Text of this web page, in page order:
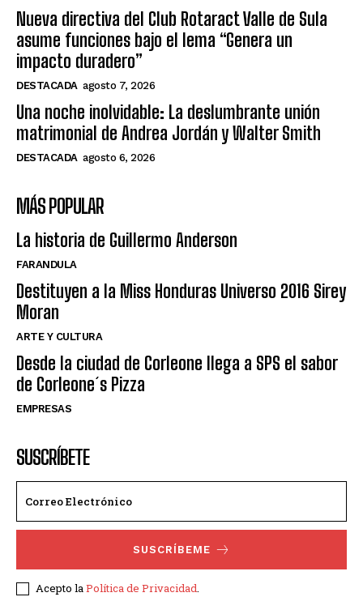
Nueva directiva del Club Rotaract Valle de Sula
asume funciones bajo el lema “Genera un
impacto duradero”
DESTACADA agosto 7, 2026
Una noche inolvidable: La deslumbrante unión
matrimonial de Andrea Jordán y Walter Smith
DESTACADA agosto 6, 2026
MÁS POPULAR
La historia de Guillermo Anderson
FARANDULA
Destituyen a la Miss Honduras Universo 2016 Sirey
Moran
ARTE Y CULTURA
Desde la ciudad de Corleone llega a SPS el sabor
de Corleone´s Pizza
EMPRESAS
SUSCRÍBETE
SUSCRÍBEME
Acepto laPolítica de Privacidad.